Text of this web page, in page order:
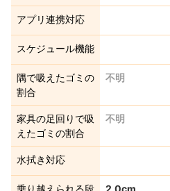
アプリ連携対応
スケジュール機能
隅で吸えたゴミの
割合
不明
家具の足回りで吸
えたゴミの割合
不明
水拭き対応